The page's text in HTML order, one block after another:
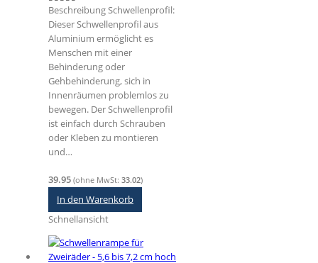
werden
0out of 5
Beschreibung Schwellenprofil:
Dieser Schwellenprofil aus
Aluminium ermöglicht es
Menschen mit einer
Behinderung oder
Gehbehinderung, sich in
Innenräumen problemlos zu
bewegen. Der Schwellenprofil
ist einfach durch Schrauben
oder Kleben zu montieren
und…
39.95 (ohne MwSt: 33.02)
In den Warenkorb
Schnellansicht